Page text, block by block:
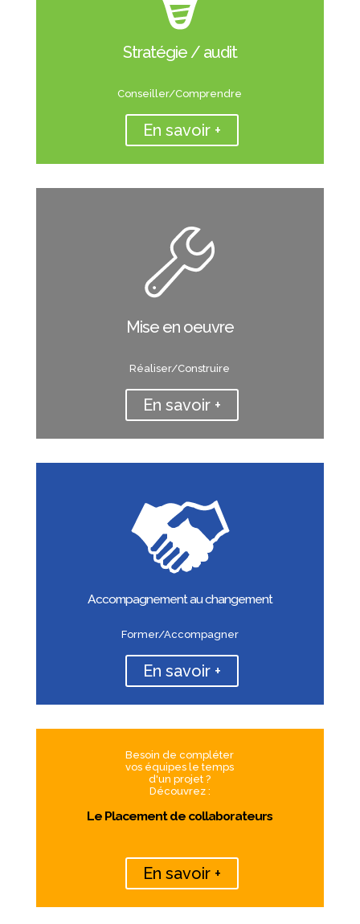
Stratégie / audit
Conseiller/Comprendre
En savoir +
Mise en oeuvre
Réaliser/Construire
En savoir +
Accompagnement au changement
Former/Accompagner
En savoir +
Besoin de compléter
vos équipes le temps
d'un projet ?
Découvrez :
Le Placement de collaborateurs
En savoir +